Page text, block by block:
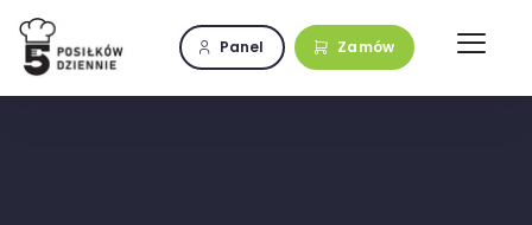
Przejdź
zawartości
Panel Zamów